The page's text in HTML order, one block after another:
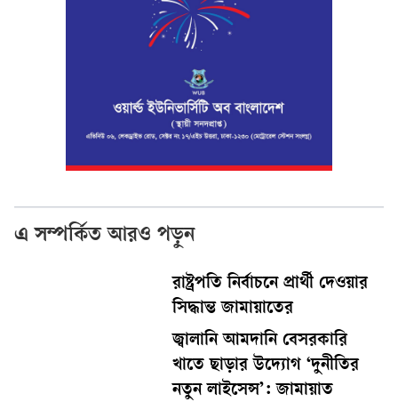
এ সম্পর্কিত আরও পড়ুন
রাষ্ট্রপতি নির্বাচনে প্রার্থী দেওয়ার
সিদ্ধান্ত জামায়াতের
জ্বালানি আমদানি বেসরকারি
খাতে ছাড়ার উদ্যোগ ‘দুনীতির
নতুন লাইসেন্স’: জামায়াত